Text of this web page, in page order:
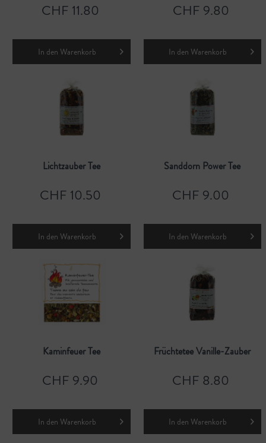
CHF 11.80
In den Warenkorb
CHF 9.80
In den Warenkorb
Lichtzauber Tee
CHF 10.50
In den Warenkorb
Sanddorn Power Tee
CHF 9.00
In den Warenkorb
Kaminfeuer Tee
CHF 9.90
In den Warenkorb
Früchtetee Vanille-Zauber
CHF 8.80
In den Warenkorb